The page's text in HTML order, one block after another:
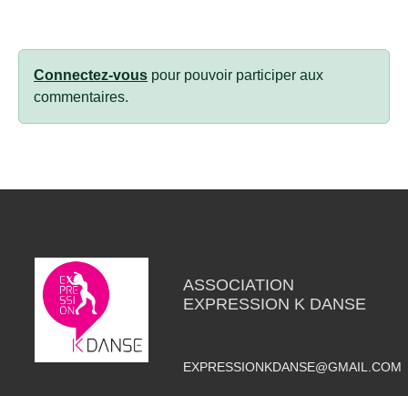
Connectez-vous pour pouvoir participer aux
commentaires.
ASSOCIATION
EXPRESSION K DANSE
EXPRESSIONKDANSE@GMAIL.COM